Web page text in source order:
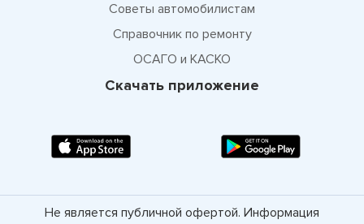
Советы автомобилистам
Справочник по ремонту
ОСАГО и КАСКО
Скачать приложение
Не является публичной офертой. Информация